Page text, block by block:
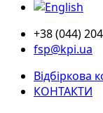
+38 (044)
fsp@kpi.ua
Відбіркова
КОНТАКТИ